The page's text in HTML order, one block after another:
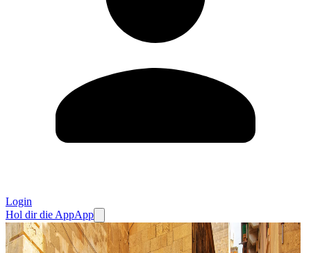
Login
Hol dir die AppApp